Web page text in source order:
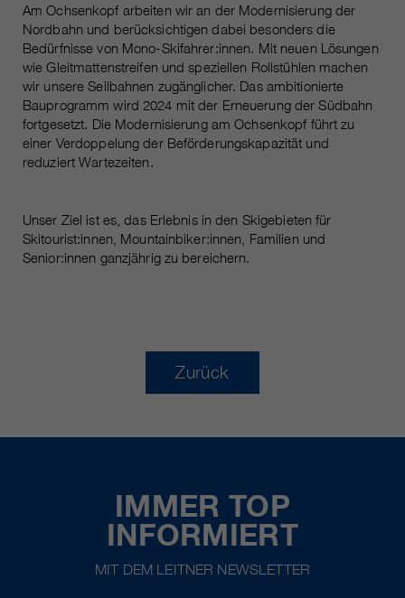
Am Ochsenkopf arbeiten wir an der Modernisierung der
Nordbahn und berücksichtigen dabei besonders die
Bedürfnisse von Mono-Skifahrer:innen. Mit neuen Lösungen
wie Gleitmattenstreifen und speziellen Rollstühlen machen
wir unsere Seilbahnen zugänglicher. Das ambitionierte
Bauprogramm wird 2024 mit der Erneuerung der Südbahn
fortgesetzt. Die Modernisierung am Ochsenkopf führt zu
einer Verdoppelung der Beförderungskapazität und
reduziert Wartezeiten.
Unser Ziel ist es, das Erlebnis in den Skigebieten für
Skitourist:innen, Mountainbiker:innen, Familien und
Senior:innen ganzjährig zu bereichern.
Zurück
IMMER TOP
INFORMIERT
MIT DEM LEITNER NEWSLETTER